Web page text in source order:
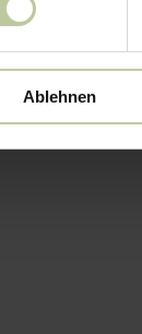
Ablehnen